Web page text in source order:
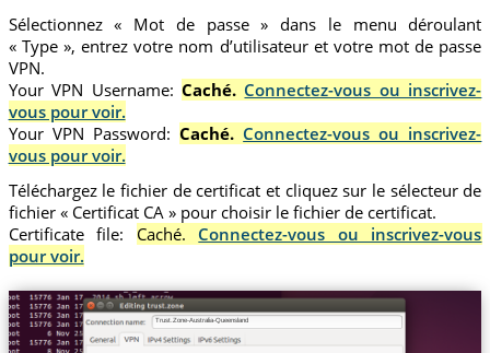
Sélectionnez « Mot de passe » dans le menu déroulant
« Type », entrez votre nom d’utilisateur et votre mot de passe
VPN.
Your VPN Username: Caché. Connectez-vous ou inscrivez-
vous pour voir.
Your VPN Password: Caché. Connectez-vous ou inscrivez-
vous pour voir.
Téléchargez le fichier de certificat et cliquez sur le sélecteur de
fichier « Certificat CA » pour choisir le fichier de certificat.
Certificate file:
Caché. Connectez-vous ou inscrivez-vous
pour voir.
Trust.Zone-Australia-Queensland